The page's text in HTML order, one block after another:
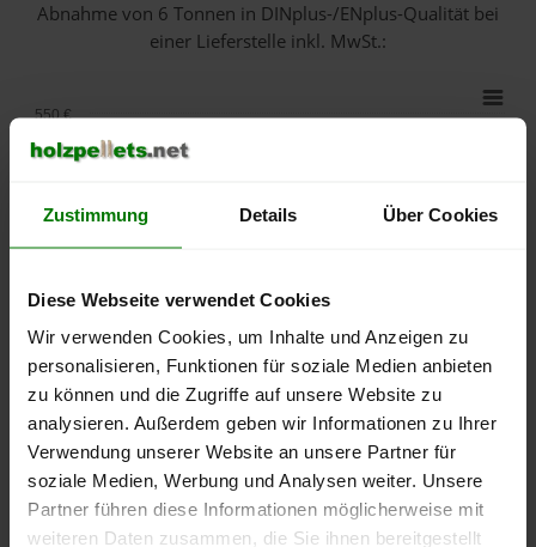
Zustimmung Details Über Cookies
Diese Webseite verwendet Cookies
Wir verwenden Cookies, um Inhalte und Anzeigen zu
personalisieren, Funktionen für soziale Medien anbieten
zu können und die Zugriffe auf unsere Website zu
analysieren. Außerdem geben wir Informationen zu Ihrer
Verwendung unserer Website an unsere Partner für
soziale Medien, Werbung und Analysen weiter. Unsere
Partner führen diese Informationen möglicherweise mit
weiteren Daten zusammen, die Sie ihnen bereitgestellt
Abnahmevon 6 Tonnen in DINplus-/ENplus-Qualität bei
einer Lieferstelle inkl. MwSt.:
lose Ware Sackware
September
2025
Januar
2026
Mai
2026
250 €
300 €
350 €
450 €
550 €